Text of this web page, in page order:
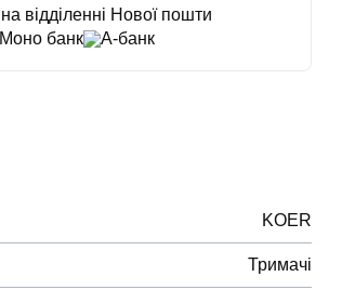
на відділенні Нової пошти
Моно банк А-банк
KOER
Тримачі